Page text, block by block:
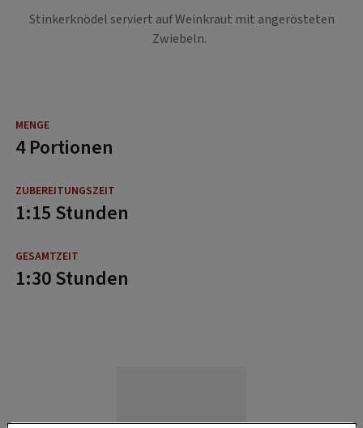
Stinkerknödel serviert auf Weinkraut mit angerösteten
Zwiebeln.
4 Portionen
1:15 Stunden
1:30 Stunden